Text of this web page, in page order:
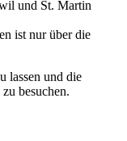
und St. Martin
ist nur über die
lassen und die
besuchen.